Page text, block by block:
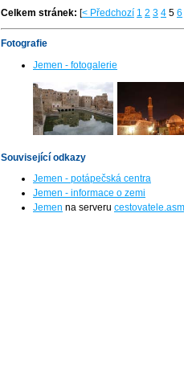
Celkem stránek: [< Předchozí 1 2 3 4 5 6
Fotografie
Jemen - fotogalerie
Související odkazy
Jemen - potápečská centra
Jemen - informace o zemi
Jemen na serveru